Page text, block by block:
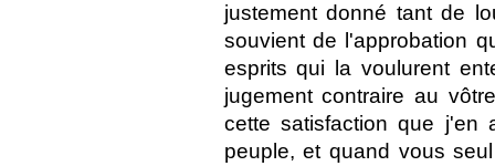
justement donné tant de
souvient de l'approbation
esprits qui la voulurent
jugement contraire au
cette satisfaction que
peuple, et quand vous